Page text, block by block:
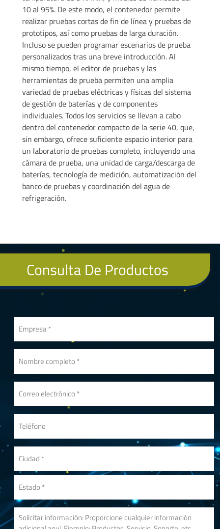
10 al 95%. De este modo, el contenedor permite
realizar pruebas cortas de fin de línea y pruebas de
prototipos, así como pruebas de larga duración.
Incluso se pueden programar escenarios de prueba
personalizados tras una breve introducción. Al
mismo tiempo, el editor de pruebas y las
herramientas de prueba permiten una amplia
variedad de pruebas eléctricas y físicas del sistema
de gestión de baterías y de componentes
individuales. Todos los servicios se llevan a cabo
dentro del contenedor compacto de la serie 40, que,
sin embargo, ofrece suficiente espacio interior para
un laboratorio de pruebas completo, incluyendo una
cámara de prueba, una unidad de carga/descarga de
baterías, tecnología de medición, automatización del
banco de pruebas y coordinación del agua de
refrigeración.
Consulta De Productos